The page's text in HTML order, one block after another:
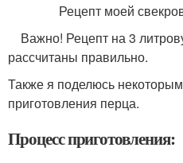
Важно! Рецепт на 3
рассчитаны правильно.
Также я поделюсь
приготовления перца.
Процесс приготовления: